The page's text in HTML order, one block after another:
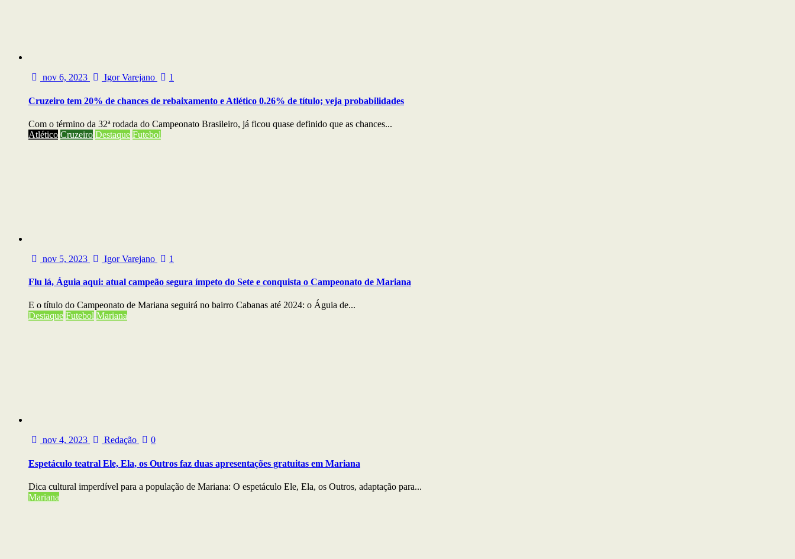
nov 6, 2023 Igor Varejano 1
Cruzeiro tem 20% de chances de rebaixamento e Atlético 0.26% de título; veja probabilidades
Com o término da 32ª rodada do Campeonato Brasileiro, já ficou quase definido que as chances...
Atlético Cruzeiro Destaque Futebol
nov 5, 2023 Igor Varejano 1
Flu lá, Águia aqui: atual campeão segura ímpeto do Sete e conquista o Campeonato de Mariana
E o título do Campeonato de Mariana seguirá no bairro Cabanas até 2024: o Águia de...
Destaque Futebol Mariana
nov 4, 2023 Redação 0
Espetáculo teatral Ele, Ela, os Outros faz duas apresentações gratuitas em Mariana
Dica cultural imperdível para a população de Mariana: O espetáculo Ele, Ela, os Outros, adaptação para...
Mariana